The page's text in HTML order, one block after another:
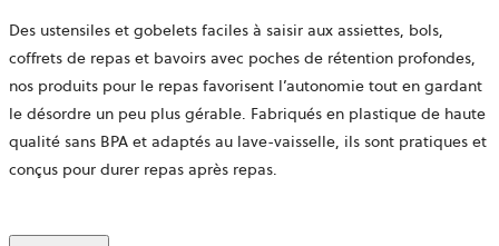
Des ustensiles et gobelets faciles à saisir aux assiettes, bols,
coffrets de repas et bavoirs avec poches de rétention profondes,
nos produits pour le repas favorisent l’autonomie tout en gardant
le désordre un peu plus gérable. Fabriqués en plastique de haute
qualité sans BPA et adaptés au lave-vaisselle, ils sont pratiques et
conçus pour durer repas après repas.